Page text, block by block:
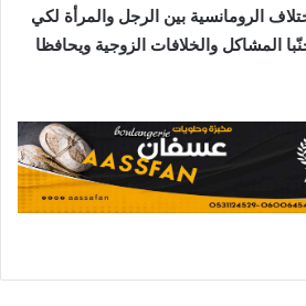
الرومانسية بين الرجل والمرأة لكي
المشاكل والخلافات الزوجية ويحافظا